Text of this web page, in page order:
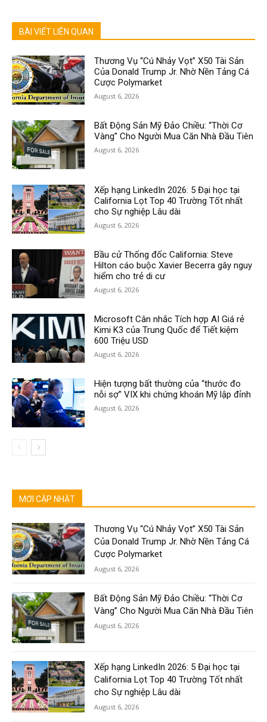
BÀI VIẾT LIÊN QUAN
Thương Vụ “Cú Nhảy Vọt” X50 Tài Sản
Của Donald Trump Jr. Nhờ Nền Tảng Cá
Cược Polymarket
August 6, 2026
Bất Động Sản Mỹ Đảo Chiều: “Thời Cơ
Vàng” Cho Người Mua Căn Nhà Đầu Tiên
August 6, 2026
Xếp hạng LinkedIn 2026: 5 Đại học tại
California Lọt Top 40 Trường Tốt nhất
cho Sự nghiệp Lâu dài
August 6, 2026
Bầu cử Thống đốc California: Steve
Hilton cáo buộc Xavier Becerra gây nguy
hiểm cho trẻ di cư
August 6, 2026
Microsoft Cân nhắc Tích hợp AI Giá rẻ
Kimi K3 của Trung Quốc để Tiết kiệm
600 Triệu USD
August 6, 2026
Hiện tượng bất thường của “thước đo
nỗi sợ” VIX khi chứng khoán Mỹ lập đỉnh
August 6, 2026
MỚI CẬP NHẬT
Thương Vụ “Cú Nhảy Vọt” X50 Tài Sản
Của Donald Trump Jr. Nhờ Nền Tảng Cá
Cược Polymarket
August 6, 2026
Bất Động Sản Mỹ Đảo Chiều: “Thời Cơ
Vàng” Cho Người Mua Căn Nhà Đầu Tiên
August 6, 2026
Xếp hạng LinkedIn 2026: 5 Đại học tại
California Lọt Top 40 Trường Tốt nhất
cho Sự nghiệp Lâu dài
August 6, 2026